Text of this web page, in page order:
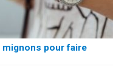
pour faire